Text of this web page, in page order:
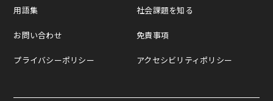
用語集
お問い合わせ
プライバシーポリシー
社会課題を知る
免責事項
アクセシビリティポリシー